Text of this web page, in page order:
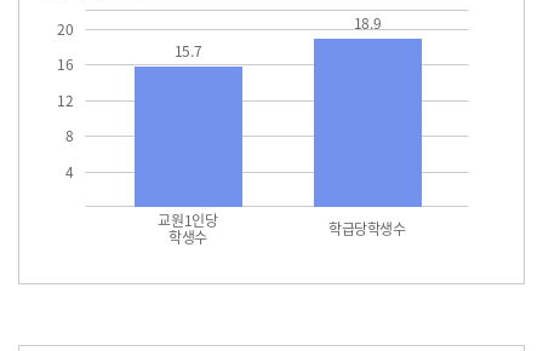
4
8
12
16
20
교원1인당
학생수 학급당학생수
15.7
18.9